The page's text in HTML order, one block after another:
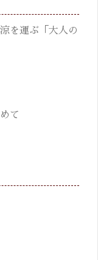
を運ぶ「大人の
て